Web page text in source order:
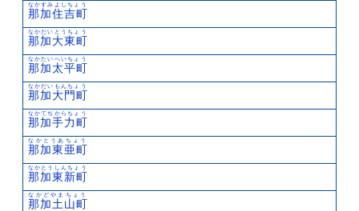
那加住吉町
なかすみよしちょう
那加大東町
なかだいとうちょう
那加太平町
なかたいへいちょう
那加大門町
なかだいもんちょう
那加手力町
なかてぢからちょう
那加東亜町
なかとうあちょう
那加東新町
なかとうしんちょう
那加土山町
なかどやまちょう